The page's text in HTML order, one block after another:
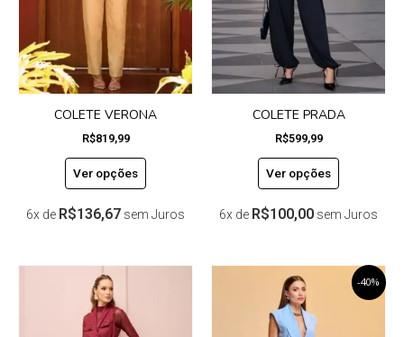
COLETE VERONA
R$819,99
Ver opções
podem
escolhidas
na
página
do
6x de R$136,67 sem Juros
COLETE PRADA
R$599,99
Ver opções
podem
ser
escolhidas
na
página
do
6x de R$100,00 sem Juros
-40%
preço
original
era:
R$549,99.
O
preço
atual
Este
produto